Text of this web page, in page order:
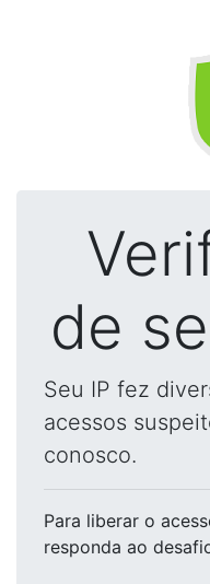
de
Seu IP fez
acessos
conosco.
Para liberar o
responda ao